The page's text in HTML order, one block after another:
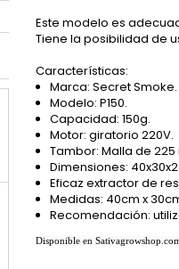
Este modelo es
Tiene la posibilidad de
Características:
Marca: Secret Smoke.
Modelo: P150.
Capacidad: 150g.
Motor: giratorio 220V.
Tambor: Malla de 225
Dimensiones:
Eficaz extractor de
Medidas: 40cm x
Recomendación:
Disponible en